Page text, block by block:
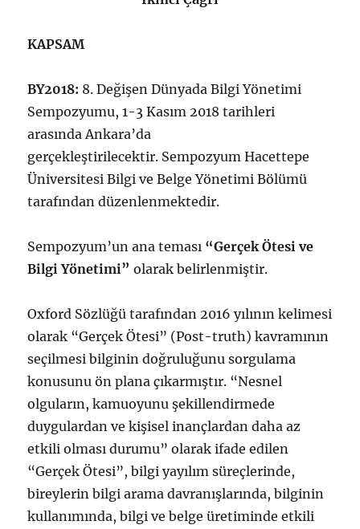
KAPSAM
BY2018: 8. Değişen Dünyada Bilgi Yönetimi
Sempozyumu, 1-3 Kasım 2018 tarihleri
arasında Ankara’da
gerçekleştirilecektir. Sempozyum Hacettepe
Üniversitesi Bilgi ve Belge Yönetimi Bölümü
tarafından düzenlenmektedir.
Sempozyum’un ana teması “Gerçek Ötesi ve
Bilgi Yönetimi” olarak belirlenmiştir.
Oxford Sözlüğü tarafından 2016 yılının kelimesi
olarak “Gerçek Ötesi” (Post-truth) kavramının
seçilmesi bilginin doğruluğunu sorgulama
konusunu ön plana çıkarmıştır. “Nesnel
olguların, kamuoyunu şekillendirmede
duygulardan ve kişisel inançlardan daha az
etkili olması durumu” olarak ifade edilen
“Gerçek Ötesi”, bilgi yayılım süreçlerinde,
bireylerin bilgi arama davranışlarında, bilginin
kullanımında, bilgi ve belge üretiminde etkili